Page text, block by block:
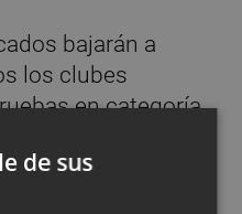
bajarán a
los clubes
en categoría
otras cuatro
concurso. El
realiza por
de sus